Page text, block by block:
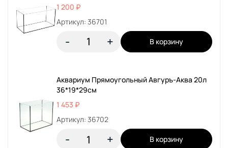
1 200 ₽
Артикул: 36701
- + В корзину
Аквариум Прямоугольный Авгуръ-Аква 20л
36*19*29см
1 453 ₽
Артикул: 36702
- + В корзину